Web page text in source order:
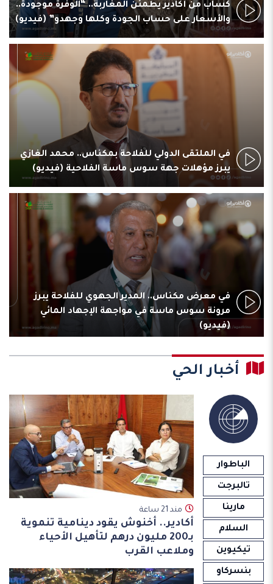
كساب من أكادير يطمئن المغاربة.. “الوفرة موجودة..
والأسعار على حساب الجودة وكلها وجهدو” (فيديو)
في الملتقى الدولي للفلاحة بمكناس.. محمد الغازي
يبرز مؤهلات جهة سوس ماسة الفلاحية (فيديو)
في معرض مكناس.. المدير الجهوي للفلاحة يبرز
مرونة سوس ماسة في مواجهة الإجهاد المائي
(فيديو)
أخبار الحي
الباطوار
تالبرجت
مارينا
السلام
تيكيوين
بنسركاو
مند 21 ساعة
أكادير.. أخنوش يقود دينامية تنموية
بـ200 مليون درهم لتأهيل الأحياء
وملاعب القرب